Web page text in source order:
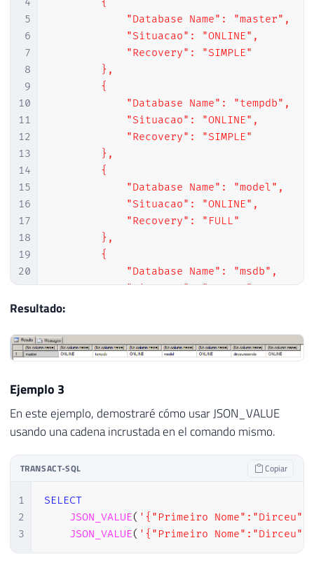
5
6
7
8
9
10
11
12
13
14
15
16
17
18
19
20
21
22
24
25
27
29
30
31
32
34
35
36
37
            "Database Name": "master",
            "Situacao": "ONLINE",
            "Recovery": "SIMPLE"
        },
        {
            "Database Name": "tempdb",
            "Situacao": "ONLINE",
            "Recovery": "SIMPLE"
        },
        {
            "Database Name": "model",
            "Situacao": "ONLINE",
            "Recovery": "FULL"
        },
        {
            "Database Name": "msdb",
            "Situacao": "ONLINE",
            "Recovery": "SIMPLE"
        {
            "Database Name": "CLR",
            "Recovery": "SIMPLE"
        },
        {
"Database Name":
            "Situacao": "ONLINE",
            "Recovery": "SIMPLE"
    ]
Resultado:
Ejemplo 3
En este ejemplo, demostraré cómo usar JSON_VALUE
usando una cadena incrustada en el comando mismo.
TRANSACT-SQL Copiar
1
2
3
SELECT
JSON_VALUE( '{"Primeiro Nome":"Dirceu",
JSON_VALUE( '{"Primeiro Nome":"Dirceu",